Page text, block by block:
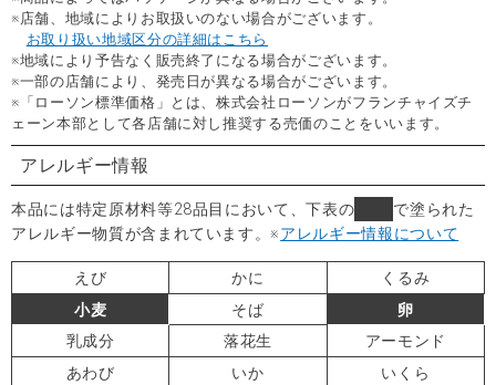
※店舗、地域によりお取扱いのない場合がございます。
お取り扱い地域区分の詳細はこちら
※地域により予告なく販売終了になる場合がございます。
※一部の店舗により、発売日が異なる場合がございます。
※「ローソン標準価格」とは、株式会社ローソンがフランチャイズチ
ェーン本部として各店舗に対し推奨する売価のことをいいます。
アレルギー情報
本品には特定原材料等28品目において、下表の
で塗られた
アレルギー物質が含まれています。※アレルギー情報について
えび かに
くるみ
小麦
そば
卵
乳成分
落花生
アーモンド
あわび
いか
いくら